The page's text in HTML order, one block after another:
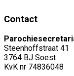
Contact
Steenhoffstraat 41
3764 BJ Soest
KvK nr 74836048